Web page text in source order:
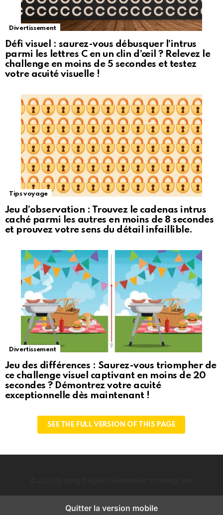
Divertissement
Défi visuel : saurez-vous débusquer l’intrus
parmi les lettres C en un clin d’œil ? Relevez le
challenge en moins de 5 secondes et testez
votre acuité visuelle !
Tips voyage
Jeu d’observation : Trouvez le cadenas intrus
caché parmi les autres en moins de 8 secondes
et prouvez votre sens du détail infaillible.
Divertissement
Jeu des différences : Saurez-vous triompher de
ce challenge visuel captivant en moins de 20
secondes ? Démontrez votre acuité
exceptionnelle dès maintenant !
SEE THE FULL VERSION OF THIS PAGE
Quitter la version mobile